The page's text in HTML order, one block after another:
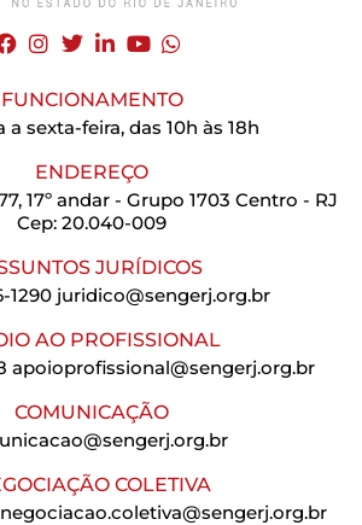
FUNCIONAMENTO
a sexta-feira, das 10h às 18h
ENDEREÇO
17º andar - Grupo 1703 Centro - RJ
Cep: 20.040-009
JURÍDICOS
1290 juridico@sengerj.org.br
AO PROFISSIONAL
apoioprofissional@sengerj.org.br
COMUNICAÇÃO
COLETIVA
negociacao.coletiva@sengerj.org.br